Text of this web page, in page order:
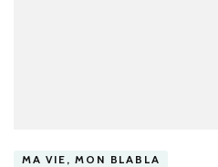
MA VIE, MON BLABLA